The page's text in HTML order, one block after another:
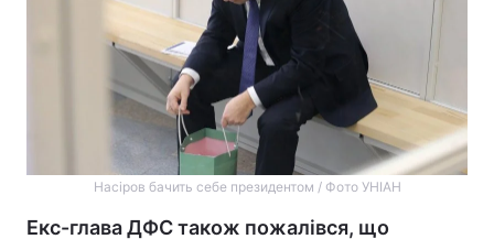
Насіров бачить себе президентом / Фото УНІАН
Екс-глава ДФС також пожалівся, що